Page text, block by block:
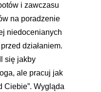
i zawczasu
na poradzenie
niedocenianych
działaniem.
się jakby
ale pracuj jak
Ciebie”. Wygląda